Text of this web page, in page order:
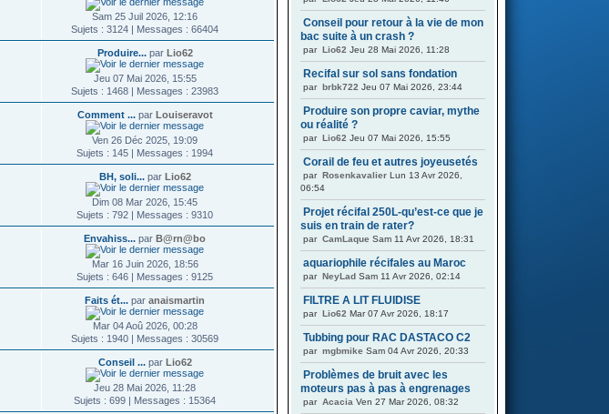
Sam 25 Juil 2026, 12:16
Sujets : 3124 | Messages : 66404
Produire...par Lio62
Jeu 07 Mai 2026, 15:55
Sujets : 1468 | Messages : 23983
Comment ...par Louiseravot
Ven 26 Déc 2025, 19:09
Sujets : 145 | Messages : 1994
BH, soli...par Lio62
Dim 08 Mar 2026, 15:45
Sujets : 792 | Messages : 9310
Envahiss... par B@rn@bo
Mar 16 Juin 2026, 18:56
Sujets : 646 | Messages : 9125
Faits ét... par anaismartin
Mar 04 Aoû 2026, 00:28
Sujets : 1940 | Messages : 30569
Conseil ...par Lio62
Jeu 28 Mai 2026, 11:28
Sujets : 699 | Messages : 15364
Conseil pour retour à la vie de mon
bac suite à un crash ?
par Lio62 Jeu 28 Mai 2026, 11:28
Recifal sur sol sans fondation
par brbk722 Jeu 07 Mai 2026, 23:44
Produire son propre caviar, mythe
ou réalité ?
par Lio62 Jeu 07 Mai 2026, 15:55
Corail de feu et autres joyeusetés
par Rosenkavalier Lun 13 Avr 2026,
06:54
Projet récifal 250L-qu’est-ce que je
suis en train de rater?
par CamLaque Sam 11 Avr 2026, 18:31
aquariophile récifales au Maroc
par NeyLad Sam 11 Avr 2026, 02:14
FILTRE A LIT FLUIDISE
par Lio62 Mar 07 Avr 2026, 18:17
Tubbing pour RAC DASTACO C2
par mgbmike Sam 04 Avr 2026, 20:33
Problèmes de bruit avec les
moteurs pas à pas à engrenages
par Acacia Ven 27 Mar 2026, 08:32